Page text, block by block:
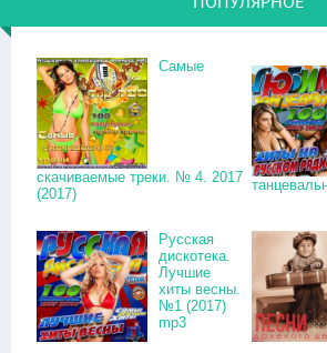
Самые
скачиваемые треки. № 4. 2017
(2017)
Русская
дискотека.
Лучшие
хиты весны.
№1 (2017)
mp3